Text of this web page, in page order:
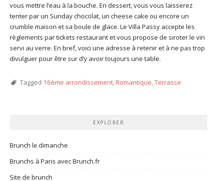
vous mettre l’eau à la bouche. En dessert, vous vous laisserez
tenter par un Sunday chocolat, un cheese cake ou encore un
crumble maison et sa boule de glace. Le Villa Passy accepte les
règlements par tickets restaurant et vous propose de siroter le vin
servi au verre. En bref, voici une adresse à retenir et à ne pas trop
divulguer pour être sur d’y avoir toujours une table.
Tagged 16ème arrondissement,Romantique,Terrasse
EXPLORER
Brunch le dimanche
Brunchs à Paris avec Brunch.fr
Site de brunch